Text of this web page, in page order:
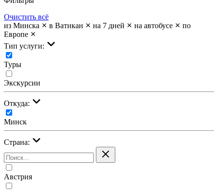
Очистить всё
из Минска
в Ватикан на 7 дней на автобусе
по
Европе
Тип услуги:
Туры
Экскурсии
Откуда:
Минск
Страна:
Австрия